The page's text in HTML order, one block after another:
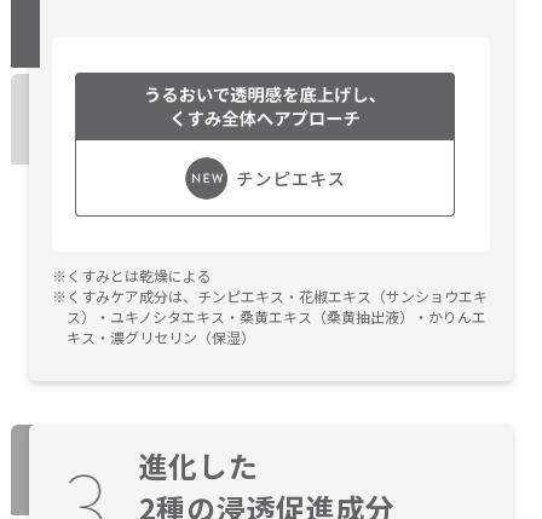
くすみとは乾燥による
くすみケア成分は、チンピエキス・花椒エキス（サンショウエキ
ス）・ユキノシタエキス・桑黄エキス（桑黄抽出液）・かりんエ
キス・濃グリセリン（保湿）
進化した
2種の浸透促進成分